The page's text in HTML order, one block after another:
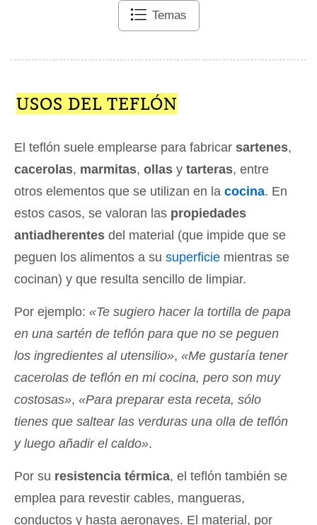
Temas
USOS DEL TEFLÓN
El teflón suele emplearse para fabricar sartenes,
cacerolas, marmitas, ollas y tarteras, entre
otros elementos que se utilizan en la cocina. En
estos casos, se valoran las propiedades
antiadherentes del material (que impide que se
peguen los alimentos a su superficie mientras se
cocinan) y que resulta sencillo de limpiar.
Por ejemplo: «Te sugiero hacer la tortilla de papa
en una sartén de teflón para que no se peguen
los ingredientes al utensilio», «Me gustaría tener
cacerolas de teflón en mi cocina, pero son muy
costosas», «Para preparar esta receta, sólo
tienes que saltear las verduras una olla de teflón
y luego añadir el caldo».
Por su resistencia térmica, el teflón también se
emplea para revestir cables, mangueras,
conductos y hasta aeronaves. El material, por